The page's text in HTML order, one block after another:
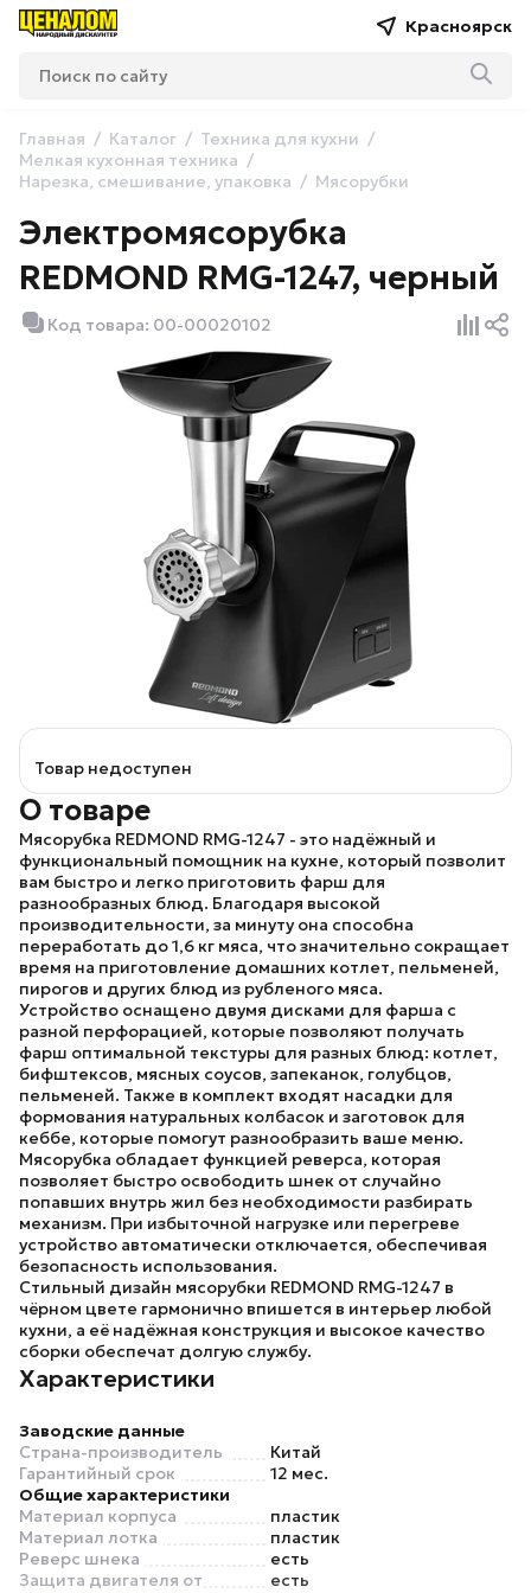
Красноярск
Главная Каталог
Техника для кухни
Мелкая кухонная техника
Нарезка, смешивание, упаковка
Мясорубки
Электромясорубка
REDMOND RMG-1247, черный
Код товара: 00-00020102
Товар недоступен
О товаре
Мясорубка REDMOND RMG-1247 - это надёжный и
функциональный помощник на кухне, который позволит
вам быстро и легко приготовить фарш для
разнообразных блюд. Благодаря высокой
производительности, за минуту она способна
переработать до 1,6 кг мяса, что значительно сокращает
время на приготовление домашних котлет, пельменей,
пирогов и других блюд из рубленого мяса.
Устройство оснащено двумя дисками для фарша с
разной перфорацией, которые позволяют получать
фарш оптимальной текстуры для разных блюд: котлет,
бифштексов, мясных соусов, запеканок, голубцов,
пельменей. Также в комплект входят насадки для
формования натуральных колбасок и заготовок для
кеббе, которые помогут разнообразить ваше меню.
Мясорубка обладает функцией реверса, которая
позволяет быстро освободить шнек от случайно
попавших внутрь жил без необходимости разбирать
механизм. При избыточной нагрузке или перегреве
устройство автоматически отключается, обеспечивая
безопасность использования.
Стильный дизайн мясорубки REDMOND RMG-1247 в
чёрном цвете гармонично впишется в интерьер любой
кухни, а её надёжная конструкция и высокое качество
сборки обеспечат долгую службу.
Характеристики
Заводские данные
Страна-производитель
Китай
Гарантийный срок
12 мес.
Общие характеристики
Материал корпуса
пластик
Материал лотка
пластик
Реверс шнека
есть
Защита двигателя от
есть